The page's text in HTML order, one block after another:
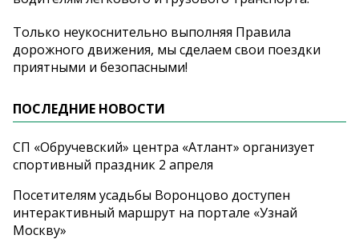
Только неукоснительно выполняя Правила
дорожного движения, мы сделаем свои поездки
приятными и безопасными!
ПОСЛЕДНИЕ НОВОСТИ
СП «Обручевский» центра «Атлант» организует
спортивный праздник 2 апреля
Посетителям усадьбы Воронцово доступен
интерактивный маршрут на портале «Узнай
Москву»